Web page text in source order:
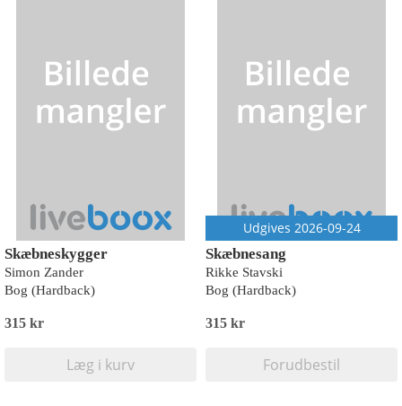
Skæbneskygger
Simon Zander
Bog (Hardback)
315 kr
Læg i kurv
Udgives 2026-09-24
Skæbnesang
Rikke Stavski
Bog (Hardback)
315 kr
Forudbestil